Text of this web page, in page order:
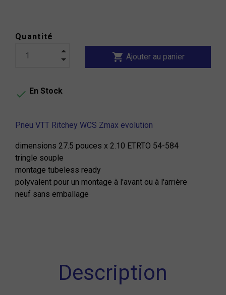
Quantité
shopping_cart Ajouter au panier
 En Stock
Pneu VTT Ritchey WCS Zmax evolution
dimensions 27.5 pouces x 2.10 ETRTO 54-584
tringle souple
montage tubeless ready
polyvalent pour un montage à l'avant ou à l'arrière
neuf sans emballage
Description